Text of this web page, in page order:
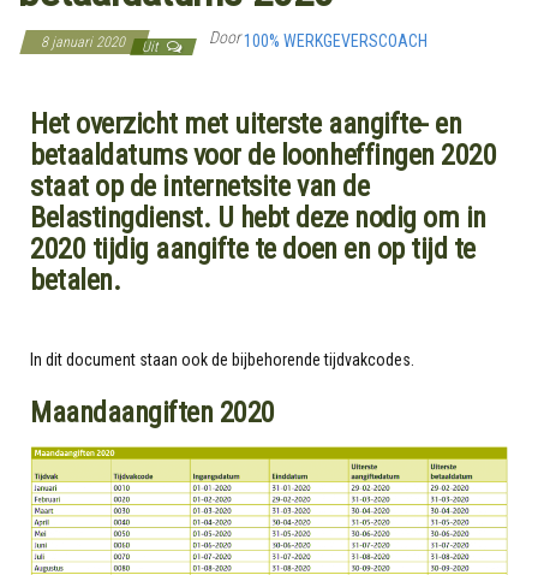
8 januari 2020 Uit Door100% WERKGEVERSCOACH
Het overzicht met uiterste aangifte- en
betaaldatums voor de loonheffingen 2020
staat op de internetsite van de
Belastingdienst. U hebt deze nodig om in
2020 tijdig aangifte te doen en op tijd te
betalen.
In dit document staan ook de bijbehorende tijdvakcodes.
Maandaangiften 2020